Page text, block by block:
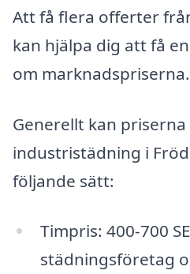
Att få flera offerter
kan hjälpa dig att få
om marknadspriserna.
Generellt kan
industristädning i
följande sätt:
Timpris: 400-700
städningsföretag